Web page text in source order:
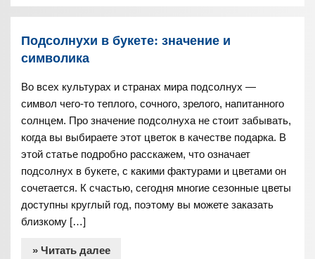
Подсолнухи в букете: значение и
символика
Во всех культурах и странах мира подсолнух —
символ чего-то теплого, сочного, зрелого, напитанного
солнцем. Про значение подсолнуха не стоит забывать,
когда вы выбираете этот цветок в качестве подарка. В
этой статье подробно расскажем, что означает
подсолнух в букете, с какими фактурами и цветами он
сочетается. К счастью, сегодня многие сезонные цветы
доступны круглый год, поэтому вы можете заказать
близкому […]
» Читать далее